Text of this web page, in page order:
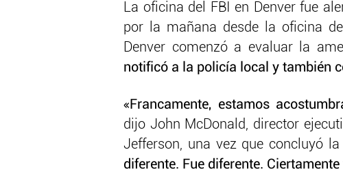
La oficina del FBI en Denver fue
por la mañana desde la oficina
Denver comenzó a evaluar la
notificó a la policía local y también
«Francamente, estamos
dijo John McDonald, director
Jefferson, una vez que concluyó la
diferente. Fue diferente.